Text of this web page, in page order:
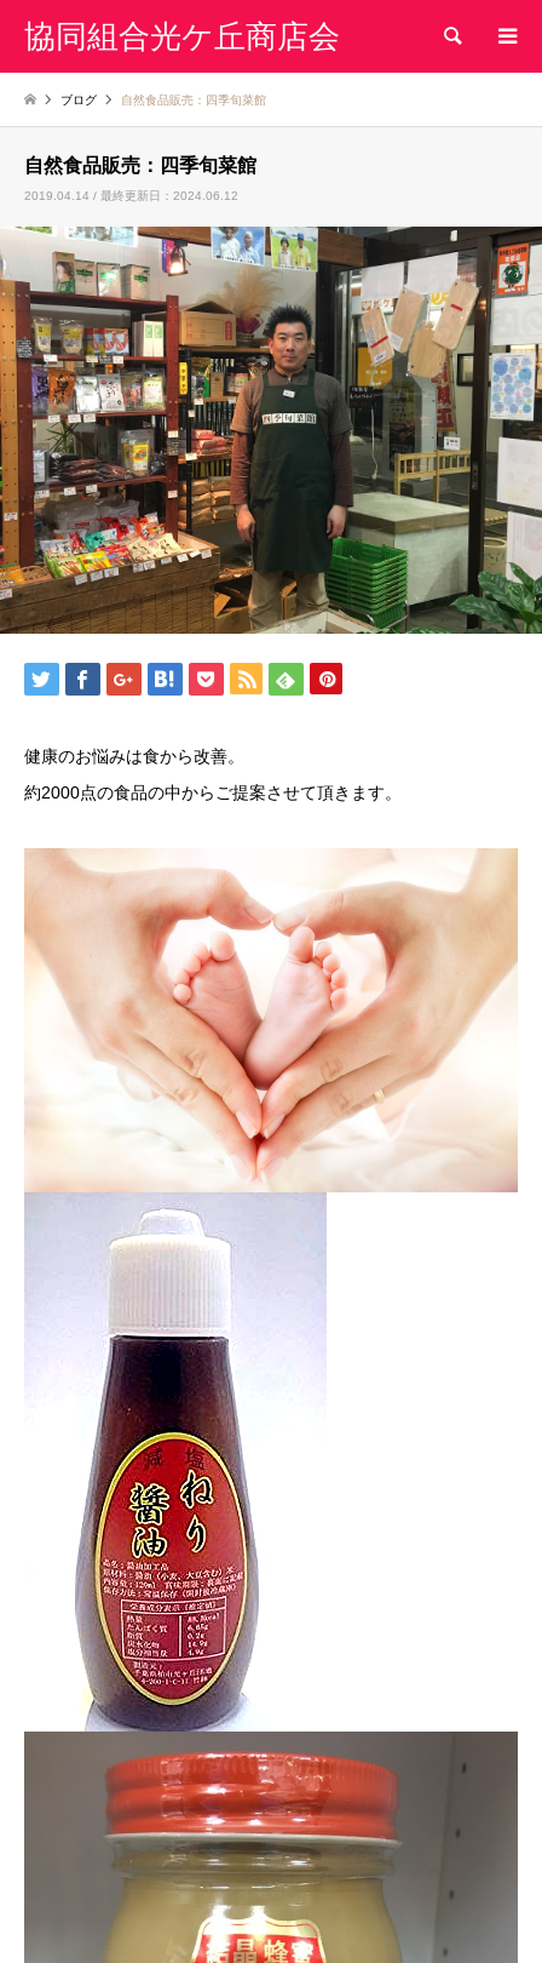
協同組合光ケ丘商店会 検索
ブログ 自然食品販売：四季旬菜館
自然食品販売：四季旬菜館
2019.04.14 / 最終更新日：2024.06.12
健康のお悩みは食から改善。
約2000点の食品の中からご提案させて頂きます。